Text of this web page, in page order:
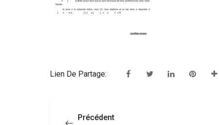
Lien De Partage:
Précédent